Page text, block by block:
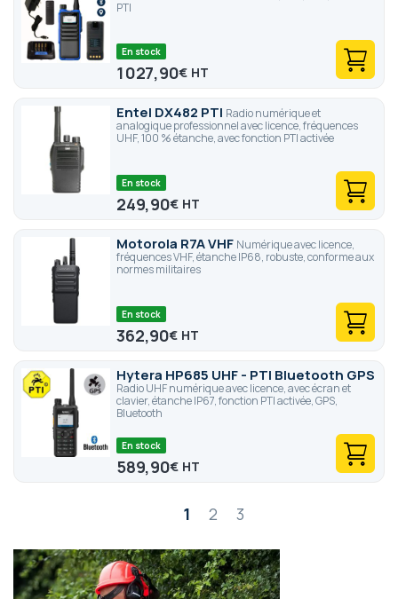
PTI
En stock
1 027,90€
Entel DX482 PTI Radio numérique et
analogique professionnel avec licence, fréquences
UHF, 100 % étanche, avec fonction PTI activée
En stock
249,90€
Motorola R7A VHF Numérique avec licence,
fréquences VHF, étanche IP68, robuste, conforme aux
normes militaires
En stock
362,90€
Hytera HP685 UHF - PTI Bluetooth GPS
Radio UHF numérique avec licence, avec écran et
clavier, étanche IP67, fonction PTI activée, GPS,
Bluetooth
En stock
589,90€
1 2 3